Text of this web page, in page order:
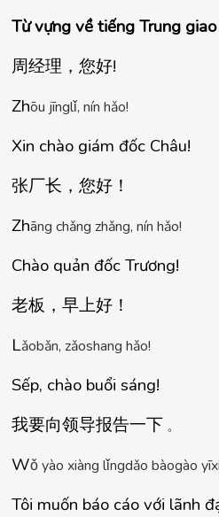
Từ vựng về tiếng Trung
周经理，您好!
Zhōu jīnglǐ, nín hǎo!
Xin chào giám đốc Châu!
张厂长，您好 ！
Zhāng chǎng zhǎng, nín hǎo!
Chào quản đốc Trương!
老板，早上好！
Lǎobǎn, zǎoshang hǎo!
Sếp, chào buổi sáng!
我要向领导报告一下 。
Wǒ yào xiàng lǐngdǎo bàogào yīxi
Tôi muốn báo cáo với lãnh